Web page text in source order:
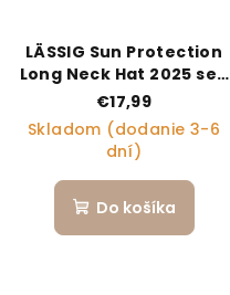
LÄSSIG Sun Protection
Long Neck Hat 2025 sea
salt 07-18 mo.
€17,99
Skladom (dodanie 3-6
dní)
Do košíka